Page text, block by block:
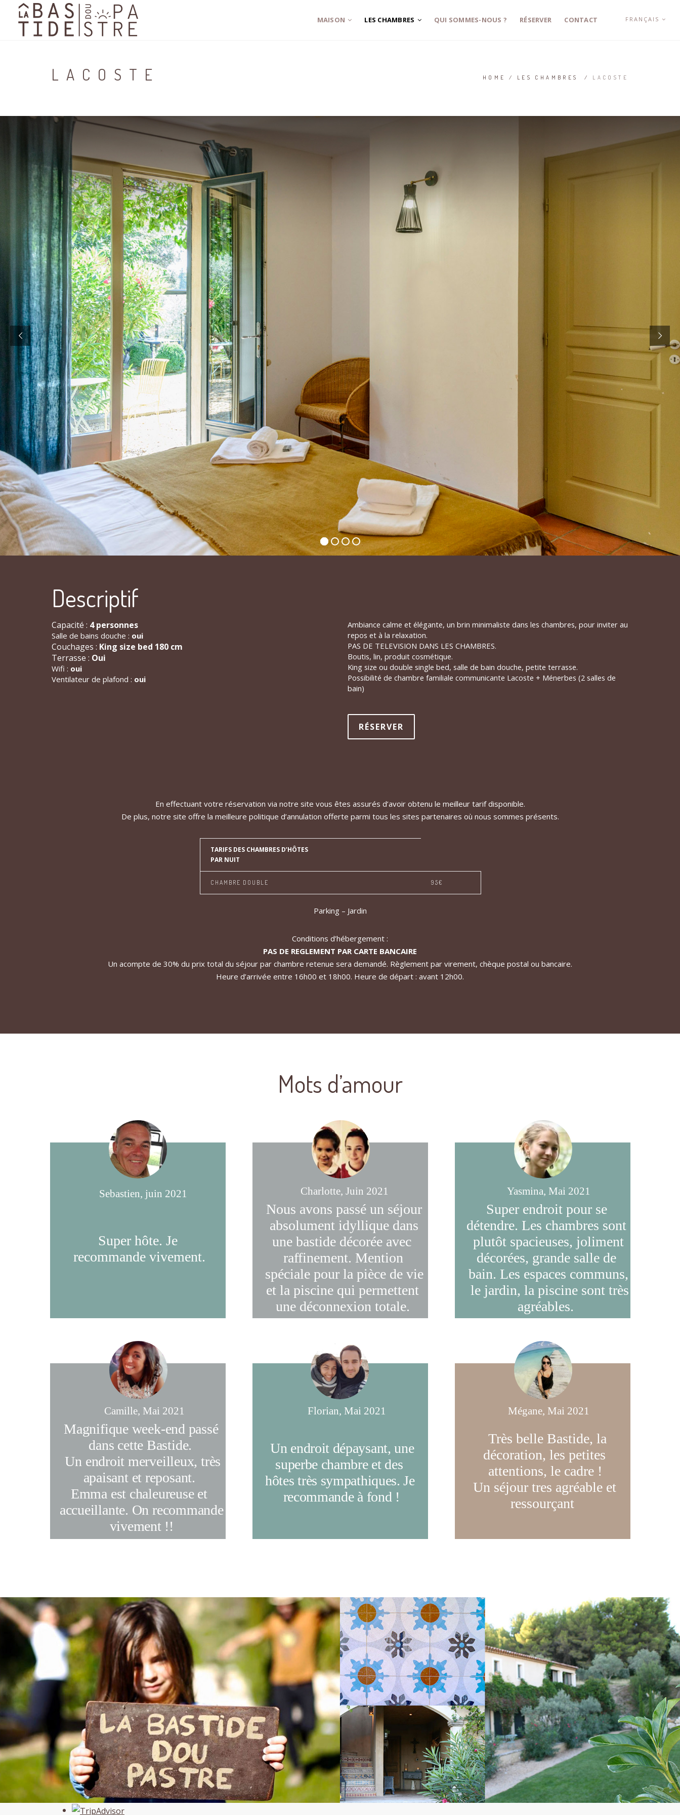
MAISON LES CHAMBRES QUI SOMMES-NOUS ? RÉSERVER CONTACT FRANÇAIS
LACOSTE HOME / LES CHAMBRES / LACOSTE
Descriptif
Capacité : 4 personnes
Salle de bains douche : oui
Couchages : King size bed 180 cm
Terrasse : Oui
Wifi : oui
Ventilateur de plafond : oui
Ambiance calme et élégante, un brin minimaliste dans les chambres, pour inviter au
repos et à la relaxation.
PAS DE TELEVISION DANS LES CHAMBRES.
Boutis, lin, produit cosmétique.
King size ou double single bed, salle de bain douche, petite terrasse.
Possibilité de chambre familiale communicante Lacoste + Ménerbes (2 salles de
bain)
RÉSERVER
En effectuant votre réservation via notre site vous êtes assurés d’avoir obtenu le meilleur tarif disponible.
De plus, notre site offre la meilleure politique d’annulation offerte parmi tous les sites partenaires où nous sommes présents.
TARIFS DES CHAMBRES D’HÔTES
PAR NUIT
CHAMBRE DOUBLE 95€
Parking – Jardin
Conditions d’hébergement :
PAS DE REGLEMENT PAR CARTE BANCAIRE
Un acompte de 30% du prix total du séjour par chambre retenue sera demandé. Règlement par virement, chèque postal ou bancaire.
Heure d’arrivée entre 16h00 et 18h00. Heure de départ : avant 12h00.
Mots d’amour